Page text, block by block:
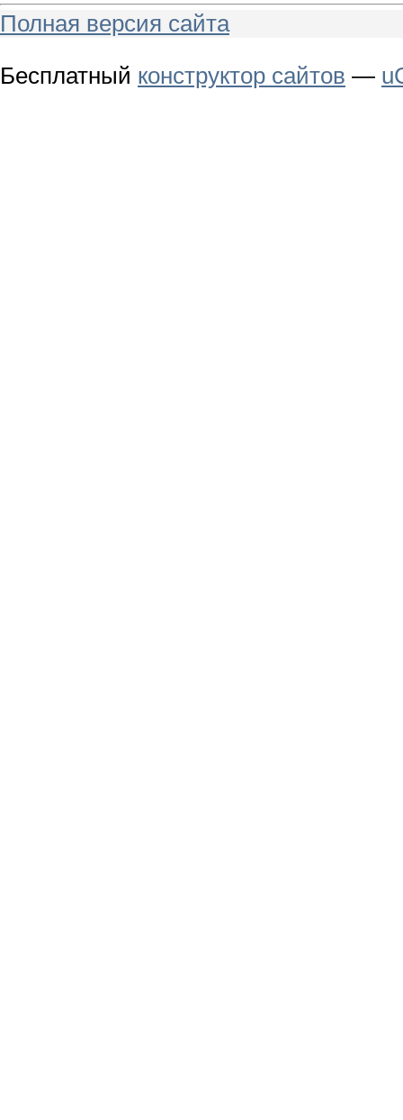
Полная версия сайта
Бесплатный конструктор сайтов —